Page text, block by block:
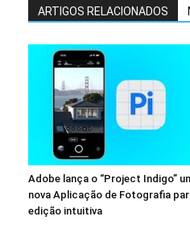
ARTIGOS RELACIONADOS
Adobe lança o “Project Indigo”
nova Aplicação de Fotografia
edição intuitiva